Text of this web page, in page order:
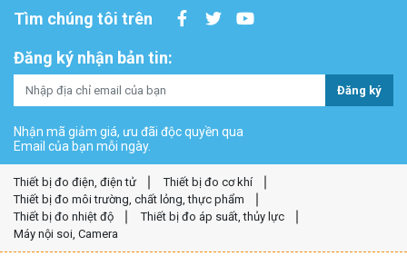
Tìm chúng tôi trên
Đăng ký nhận bản tin:
Đăng ký
Nhận mã giảm giá, ưu đãi độc quyền qua
Email của bạn mỗi ngày.
Thiết bị đo điện, điện tử
Thiết bị đo cơ khí
Thiết bị đo môi trường, chất lỏng, thực phẩm
Thiết bị đo nhiệt độ
Thiết bị đo áp suất, thủy lực
Máy nội soi, Camera